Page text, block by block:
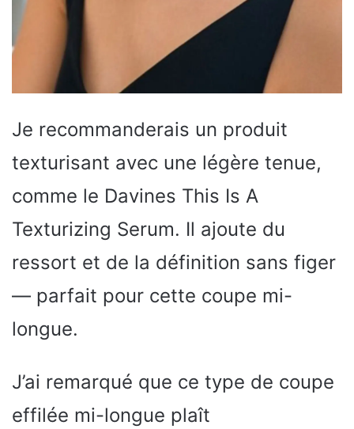
Je recommanderais un produit
texturisant avec une légère tenue,
comme le Davines This Is A
Texturizing Serum. Il ajoute du
ressort et de la définition sans figer
— parfait pour cette coupe mi-
longue.
J’ai remarqué que ce type de coupe
effilée mi-longue plaît